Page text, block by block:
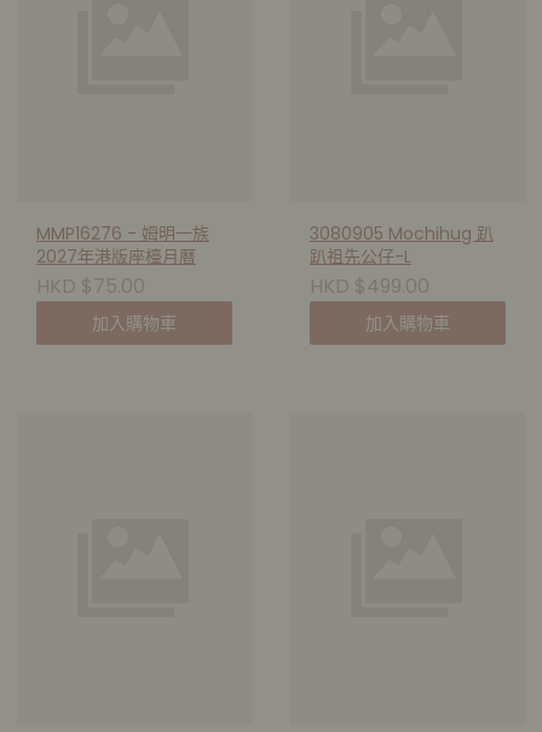
MMP16276 - 姆明一族
2027年港版座檯月曆
HKD $75.00
加入購物車
3080905 Mochihug 趴
趴祖先公仔-L
HKD $499.00
加入購物車